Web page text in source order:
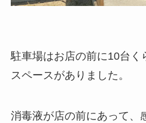
駐車場はお店の前に10台く
スペースがありました。
消毒液が店の前にあって、